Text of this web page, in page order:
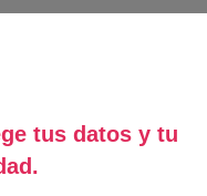
tus datos y tu